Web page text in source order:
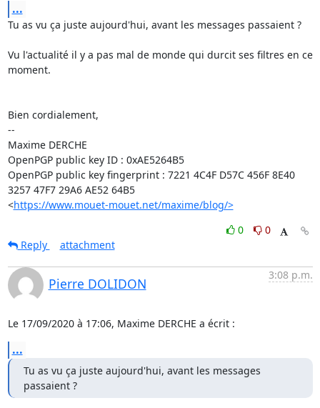
...
Tu as vu ça juste aujourd'hui, avant les messages passaient ?
Vu l'actualité il y a pas mal de monde qui durcit ses filtres en ce
moment.
Bien cordialement,
--
Maxime DERCHE
OpenPGP public key ID : 0xAE5264B5
OpenPGP public key fingerprint : 7221 4C4F D57C 456F 8E40
3257 47F7 29A6 AE52 64B5
<https://www.mouet-mouet.net/maxime/blog/>
0
0
Reply
attachment
Pierre DOLIDON
3:08 p.m.
Le 17/09/2020 à 17:06, Maxime DERCHE a écrit :
...
Tu as vu ça juste aujourd'hui, avant les messages
passaient ?